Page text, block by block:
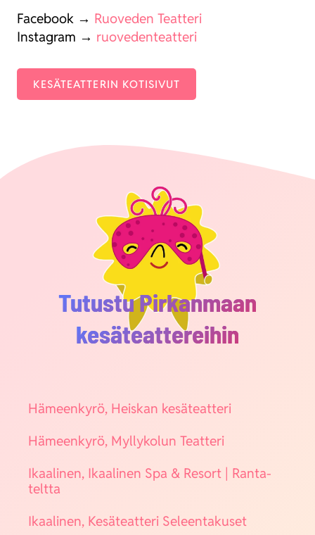
Face­book → Ruo­ve­den Teat­te­ri
Ins­ta­gram → ruo­ve­den­teat­te­ri
KESÄ­TEAT­TE­RIN KOTI­SI­VUT
Tutustu Pirkanmaan
kesäteattereihin
Hämeen­ky­rö, Heis­kan kesä­teat­te­ri
Hämeen­ky­rö, Myl­ly­ko­lun Teat­te­ri
Ikaa­li­nen, Ikaa­li­nen Spa & Resort | Ran­ta­
telt­ta
Ikaa­li­nen, Kesä­teat­te­ri Seleen­ta­kuset